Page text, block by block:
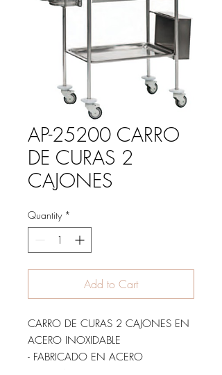
AP-25200 CARRO
DE CURAS 2
CAJONES
Quantity *
Add to Cart
CARRO DE CURAS 2 CAJONES EN
ACERO INOXIDABLE
- FABRICADO EN ACERO